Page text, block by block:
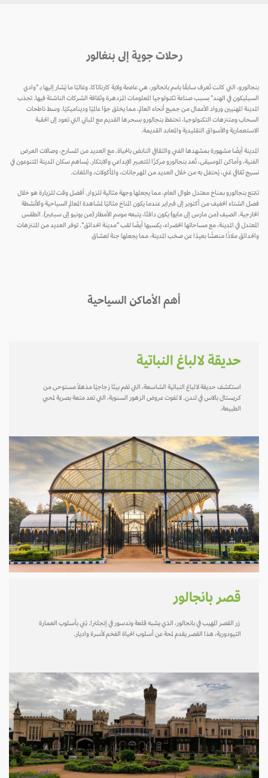
رحلات جوية إلى بنغالور
بنجالورو، التي كانت تُعرف سابقًا باسم بانجالور، هي عاصمة ولاية كارناتاكا، وغالبًا ما يُشار إليها بـ "وادي
السيليكون في الهند" بسبب صناعة تكنولوجيا المعلومات المزدهرة وثقافة الشركات الناشئة فيها. تجذب
المدينة المهنيين ورواد الأعمال من جميع أنحاء العالم، مما يخلق جوًا عالميًا وديناميكيًا. وسط ناطحات
السحاب ومتنزهات التكنولوجيا، تحتفظ بنجالورو بسحرها القديم مع المباني التي تعود إلى الحقبة
الاستعمارية والأسواق التقليدية والمعابد القديمة.
المدينة أيضًا مشهورة بمشهدها الفني والثقافي النابض بالحياة. مع العديد من المسارح، وصالات العرض
الفنية، وأماكن الموسيقى، تُعد بنجالورو مركزًا للتعبير الإبداعي والابتكار. يُساهم سكان المدينة المتنوعون في
نسيج ثقافي غني، يُحتفل به من خلال العديد من المهرجانات، والمأكولات، واللغات.
تتمتع بنجالورو بمناخ معتدل طوال العام، مما يجعلها وجهة مثالية للزوار. أفضل وقت للزيارة هو خلال
فصل الشتاء الخفيف من أكتوبر إلى فبراير عندما يكون المناخ مثاليًا لمشاهدة المعالم السياحية والأنشطة
الخارجية. الصيف (من مارس إلى مايو) يكون دافئًا، يتبعه موسم الأمطار (من يونيو إلى سبتمبر). الطقس
المعتدل في المدينة، مع مساحاتها الخضراء، يكسبها أيضًا لقب "مدينة الحدائق". توفر العديد من المتنزهات
والحدائق ملاذًا منعشًا بعيدًا عن صخب المدينة، مما يجعلها جنة لعشاق
أهم الأماكن السياحية
حديقة لالباغ النباتية
استكشف حديقة لالباغ النباتية الشاسعة، التي تضم بيتًا زجاجيًا مذهلاً مستوحى من
كريستال بالاس في لندن. لا تفوت عروض الزهور السنوية، التي تعد متعة بصرية لمحبي
الطبيعة.
قصر بانجالور
زر القصر المهيب في بانجالور، الذي يشبه قلعة وندسور في إنجلترا. بُني بأسلوب العمارة
التيودورية، هذا القصر يقدم لمحة عن أسلوب الحياة الفخم لأسرة واديار.